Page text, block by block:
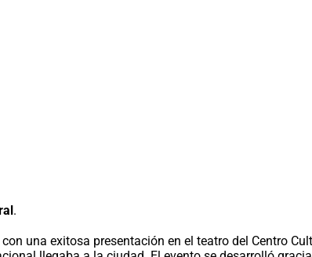
.
una exitosa presentación en el teatro del Centro